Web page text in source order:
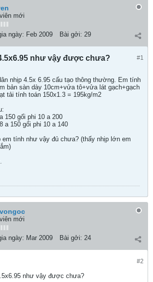
mới
ngày: Feb 2009 Bài gởi: 29
#1
như vậy được chưa?
nhịp 4.5x 6.95 cấu tạo thông thường. Em tính
bản sàn dày 10cm+vửa tô+vửa lát gạch+gạch
tải tính toán 150x1.3 = 195kg/m2
150 gối phi 10 a 200
a 150 gối phi 10 a 140
em tính như vậy đủ chưa? (thấy nhịp lớn em
mới
ngày: Mar 2009 Bài gởi: 24
#2
như vậy được chưa?